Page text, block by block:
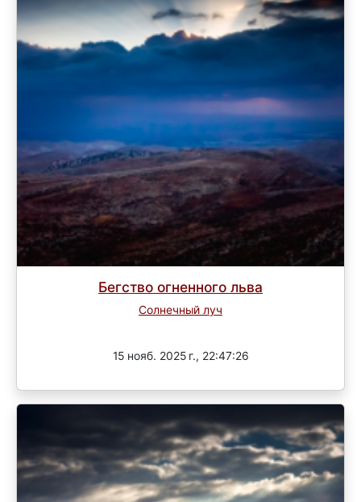
Бегство огненного льва
Солнечный луч
15 нояб. 2025 г., 22:47:26